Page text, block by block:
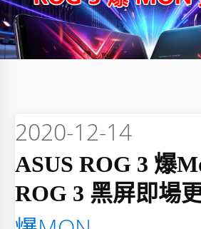
2020-12-14
ASUS ROG 3 爆
ROG 3 黑屏即場